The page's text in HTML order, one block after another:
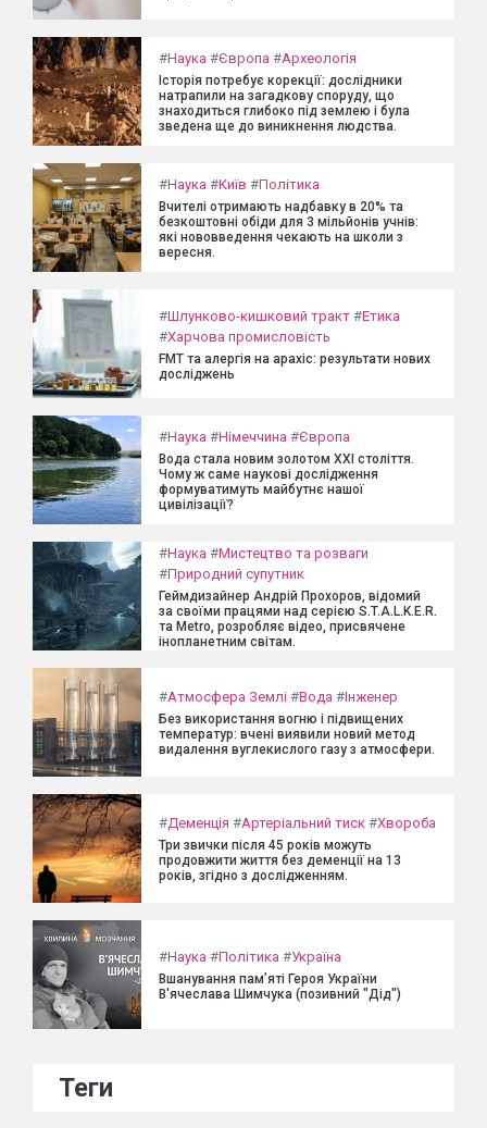
#Наука #Європа #Археологія
Історія потребує корекції: дослідники
натрапили на загадкову споруду, що
знаходиться глибоко під землею і була
зведена ще до виникнення людства.
#Наука #Київ #Політика
Вчителі отримають надбавку в 20% та
безкоштовні обіди для 3 мільйонів учнів:
які нововведення чекають на школи з
вересня.
#Шлунково-кишковий тракт #Етика
#Харчова промисловість
FMT та алергія на арахіс: результати нових
досліджень
#Наука #Німеччина #Європа
Вода стала новим золотом XXI століття.
Чому ж саме наукові дослідження
формуватимуть майбутнє нашої
цивілізації?
#Наука #Мистецтво та розваги
#Природний супутник
Геймдизайнер Андрій Прохоров, відомий
за своїми працями над серією S.T.A.L.K.E.R.
та Metro, розробляє відео, присвячене
інопланетним світам.
#Атмосфера Землі #Вода #Інженер
Без використання вогню і підвищених
температур: вчені виявили новий метод
видалення вуглекислого газу з атмосфери.
#Деменція #Артеріальний тиск #Хвороба
Три звички після 45 років можуть
продовжити життя без деменції на 13
років, згідно з дослідженням.
#Наука #Політика #Україна
Вшанування пам’яті Героя України
В'ячеслава Шимчука (позивний "Дід")
Теги